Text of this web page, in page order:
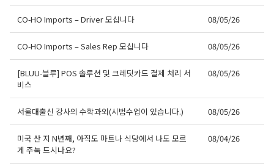
CO-HO Imports – Driver 모십니다 08/05/26
CO-HO Imports – Sales Rep 모십니다 08/05/26
[BLUU-블루] POS 솔루션 및 크레딧카드 결제 처리 서
비스
08/05/26
서울대출신 강사의 수학과외(시범수업이 있습니다.) 08/05/26
미국 산 지 N년째, 아직도 마트나 식당에서 나도 모르
게 주눅 드시나요?
08/04/26